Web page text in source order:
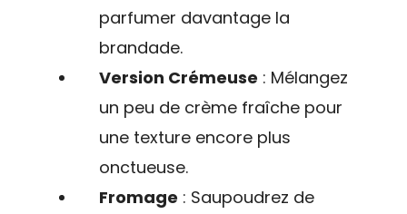
parfumer davantage la
brandade.
Version Crémeuse : Mélangez
un peu de crème fraîche pour
une texture encore plus
onctueuse.
Fromage : Saupoudrez de